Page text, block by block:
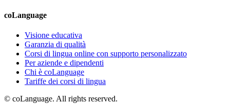
coLanguage
Visione educativa
Garanzia di qualità
Corsi di lingua online con supporto personalizzato
Per aziende e dipendenti
Chi è coLanguage
Tariffe dei corsi di lingua
© coLanguage. All rights reserved.